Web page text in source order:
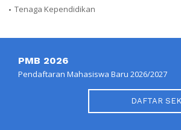
Tenaga Kependidikan
PMB 2026
Pendaftaran Mahasiswa Baru 2026/2027
DAFTAR